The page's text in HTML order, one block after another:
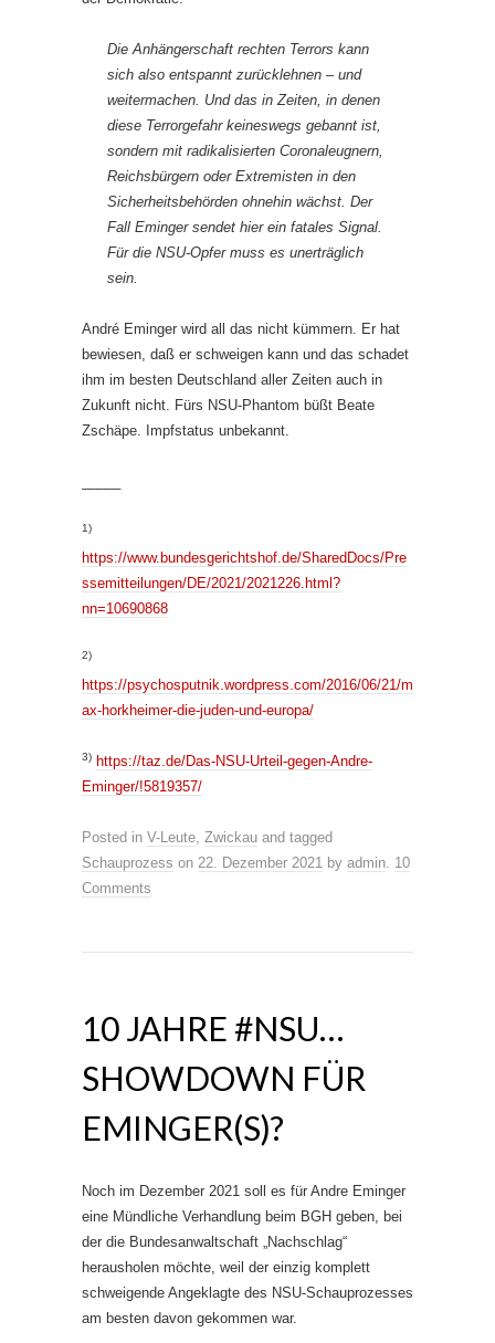
Die Anhängerschaft rechten Terrors kann
sich also entspannt zurücklehnen – und
weitermachen. Und das in Zeiten, in denen
diese Terrorgefahr keineswegs gebannt ist,
sondern mit radikalisierten Coronaleugnern,
Reichsbürgern oder Extremisten in den
Sicherheitsbehörden ohnehin wächst. Der
Fall Eminger sendet hier ein fatales Signal.
Für die NSU-Opfer muss es unerträglich
sein.
André Eminger wird all das nicht kümmern. Er hat
bewiesen, daß er schweigen kann und das schadet
ihm im besten Deutschland aller Zeiten auch in
Zukunft nicht. Fürs NSU-Phantom büßt Beate
Zschäpe. Impfstatus unbekannt.
1)
https://www.bundesgerichtshof.de/SharedDocs/Pre
ssemitteilungen/DE/2021/2021226.html?
nn=10690868
2)
https://psychosputnik.wordpress.com/2016/06/21/m
ax-horkheimer-die-juden-und-europa/
3) https://taz.de/Das-NSU-Urteil-gegen-Andre-
Eminger/!5819357/
Posted in V-Leute Zwickau and tagged
Schauprozess on 22. Dezember 2021 by admin 10
Comments
10 JAHRE #NSU…
SHOWDOWN FÜR
EMINGER(S)?
Noch im Dezember 2021 soll es für Andre Eminger
eine Mündliche Verhandlung beim BGH geben, bei
der die Bundesanwaltschaft „Nachschlag“
herausholen möchte, weil der einzig komplett
schweigende Angeklagte des NSU-Schauprozesses
am besten davon gekommen war.